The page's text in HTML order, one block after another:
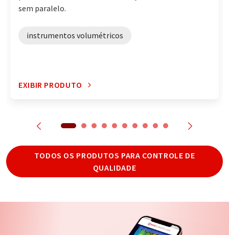
sem paralelo.
instrumentos volumétricos
EXIBIR PRODUTO
TODOS OS PRODUTOS PARA CONTROLE DE
QUALIDADE